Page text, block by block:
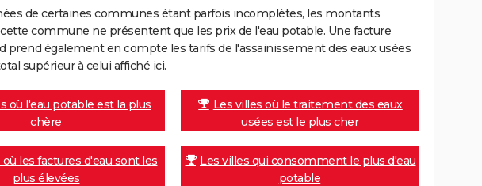
de certaines communes étant parfois incomplètes, les montants
commune ne présentent que les prix de l'eau potable. Une facture
prend également en compte les tarifs de l'assainissement des eaux usées
supérieur à celui affiché ici.
où l'eau potable est la plus
chère
Les villes où le traitement des eaux
usées est le plus cher
où les factures d'eau sont les
plus élevées
Les villes qui consomment le plus d'eau
potable